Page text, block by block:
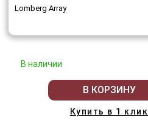
Lomberg Array
В наличии
В КОРЗИНУ
Купить в 1 клик